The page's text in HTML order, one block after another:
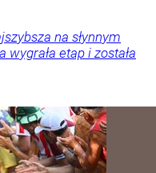
na słynnym
etap i została